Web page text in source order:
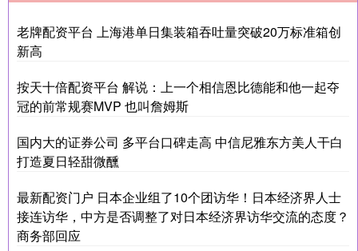
老牌配资平台 上海港单日集装箱吞吐量突破20万标准箱创
新高
按天十倍配资平台 解说：上一个相信恩比德能和他一起夺
冠的前常规赛MVP 也叫詹姆斯
国内大的证券公司 多平台口碑走高 中信尼雅东方美人干白
打造夏日轻甜微醺
最新配资门户 日本企业组了10个团访华！日本经济界人士
接连访华，中方是否调整了对日本经济界访华交流的态度？
商务部回应